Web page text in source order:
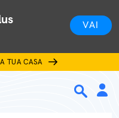
VAI
TUA CASA